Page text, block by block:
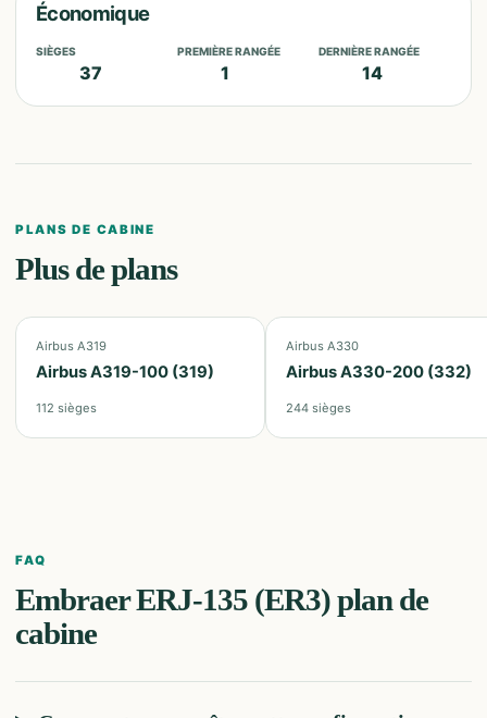
Économique
SIÈGES
37
PREMIÈRE RANGÉE
1
DERNIÈRE RANGÉE
14
PLANS DE CABINE
Plus de plans
Airbus A319
Airbus A319-100 (319)
112 sièges
Airbus A330
Airbus A330-200 (332)
244 sièges
FAQ
Embraer ERJ-135 (ER3)plan de
cabine